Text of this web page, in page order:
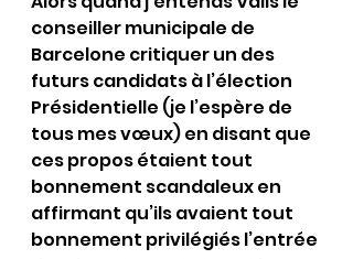
conseiller municipale de
Barcelone critiquer un des
futurs candidats à l’élection
Présidentielle (je l’espère de
tous mes vœux) en disant que
ces propos étaient tout
bonnement scandaleux en
affirmant qu’ils avaient tout
bonnement privilégiés l’entrée